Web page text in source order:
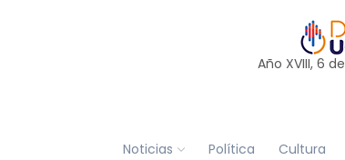
Año XVIII, 6 de
Noticias Política Cultura